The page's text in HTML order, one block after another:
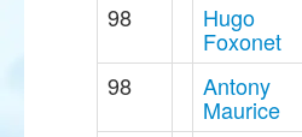
98 Hugo
Foxonet
98 Antony
Maurice